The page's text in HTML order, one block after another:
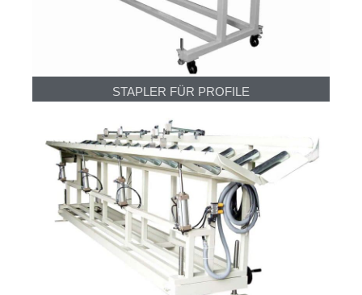
STAPLER FÜR PROFILE